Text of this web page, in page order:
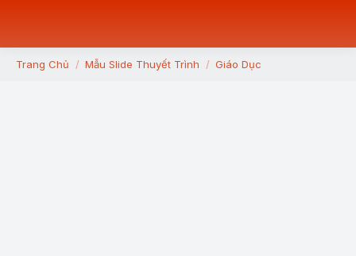
You are here:
Trang Chủ Mẫu Slide Thuyết Trình Giáo Dục